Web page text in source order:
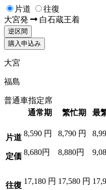
片道
往復
大宮発 白石蔵王着
逆区間
購入申込み
大宮
福島
普通車指定席
通常期
繁忙期 最
片道
定価
8,590 円
8,680円
8,790 円
8,880円
往復 17,180 円 17,580 円